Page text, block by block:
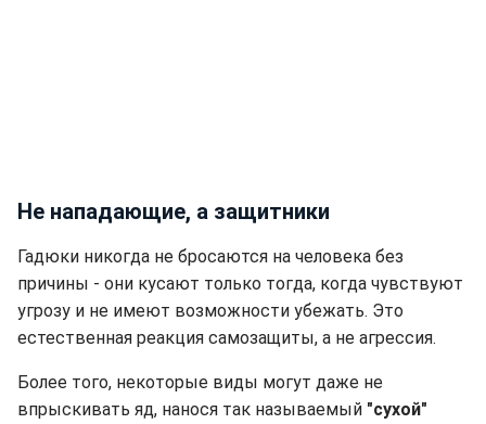
Не нападающие, а защитники
Гадюки никогда не бросаются на человека без
причины - они кусают только тогда, когда чувствуют
угрозу и не имеют возможности убежать. Это
естественная реакция самозащиты, а не агрессия.
Более того, некоторые виды могут даже не
впрыскивать яд, нанося так называемый "сухой"